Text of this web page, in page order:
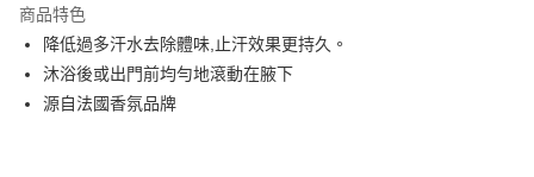
LINE Pay
Apple Pay
商品特色
降低過多汗水去除體味,止汗效果更持久。
沐浴後或出門前均勻地滾動在腋下
源自法國香氛品牌